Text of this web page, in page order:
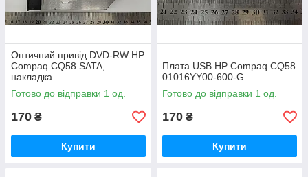
Оптичний привід DVD-RW HP
Compaq CQ58 SATA,
накладка
Готово до відправки 1 од.
170 ₴
Купити
Плата USB HP Compaq CQ58
01016YY00-600-G
Готово до відправки 1 од.
170 ₴
Купити